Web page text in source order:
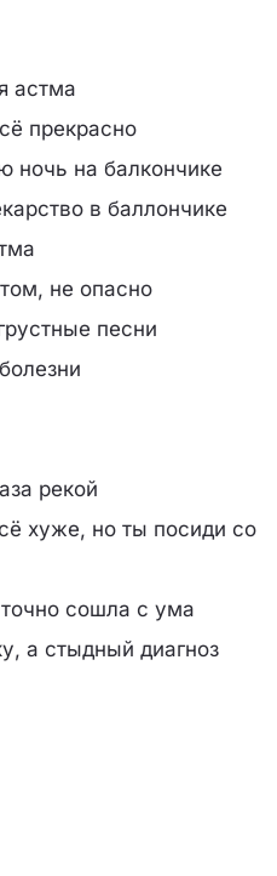
астма
прекрасно
ночь на балкончике
в баллончике
не опасно
песни
рекой
хуже, но ты посиди со
сошла с ума
а стыдный диагноз